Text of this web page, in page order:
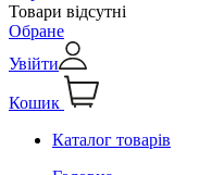
Товари відсутні
Обране
Увійти
Кошик
Каталог товарів